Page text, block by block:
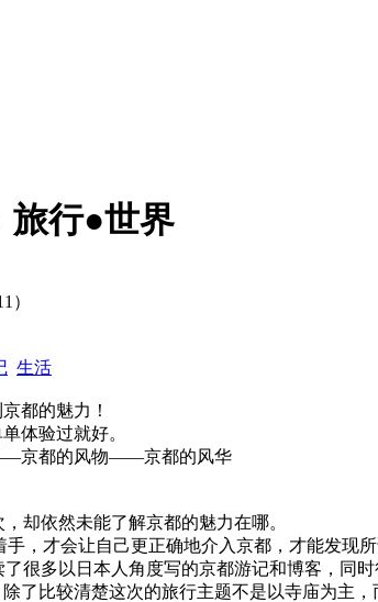
旅行●世界
）
生活
都的魅力！
体验过就好。
京都的风物——京都的风华
却依然未能了解京都的魅力在哪。
，才会让自己更正确地介入京都，才能发现
很多以日本人角度写的京都游记和博客，同
了比较清楚这次的旅行主题不是以寺庙为主